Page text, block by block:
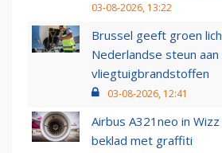
03-08-2026, 13:22
Brussel geeft groen
Nederlandse steun
vliegtuigbrandstoffen
03-08-2026, 12:41
Airbus A321neo in
beklad met graffiti